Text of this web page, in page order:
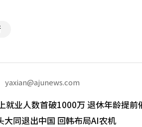
yaxian@ajunews.com
就业人数首破1000万 退休年龄提
大同退出中国 回韩布局AI农机